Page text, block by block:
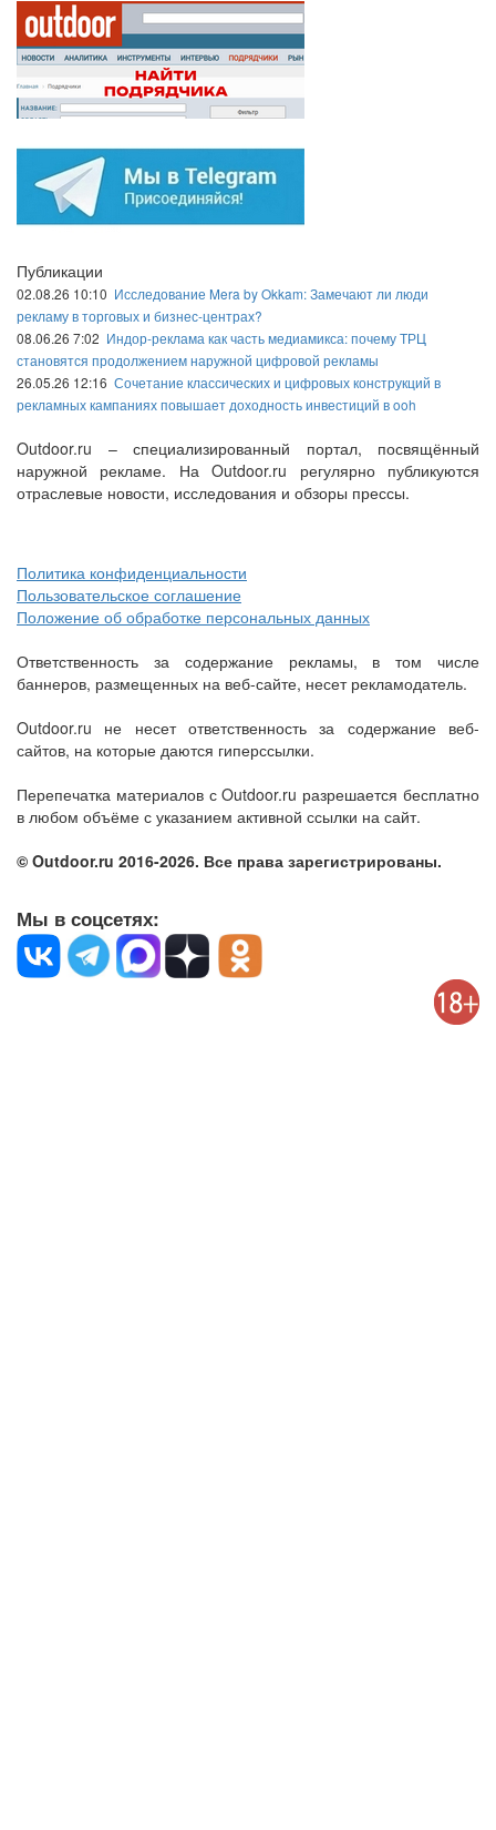
Публикации
02.08.26 10:10 Исследование Mera by Okkam: Замечают ли люди
рекламу в торговых и бизнес-центрах?
08.06.26 7:02 Индор-реклама как часть медиамикса: почему ТРЦ
становятся продолжением наружной цифровой рекламы
26.05.26 12:16 Сочетание классических и цифровых конструкций в
рекламных кампаниях повышает доходность инвестиций в ooh
Outdoor.ru – специализированный портал, посвящённый
наружной рекламе. На Outdoor.ru регулярно публикуются
отраслевые новости, исследования и обзоры прессы.
Политика конфиденциальности
Пользовательское соглашение
Положение об обработке персональных данных
Ответственность за содержание рекламы, в том числе
баннеров, размещенных на веб-сайте, несет рекламодатель.
Outdoor.ru не несет ответственность за содержание веб-
сайтов, на которые даются гиперссылки.
Перепечатка материалов с Outdoor.ru разрешается бесплатно
в любом объёме с указанием активной ссылки на сайт.
© Outdoor.ru 2016-2026. Все права зарегистрированы.
Мы в соцсетях: